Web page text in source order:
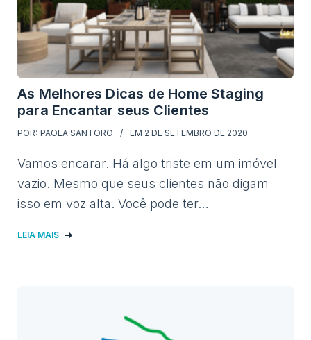
As Melhores Dicas de Home Staging
para Encantar seus Clientes
POR: PAOLA SANTORO EM 2 DE SETEMBRO DE 2020
Vamos encarar. Há algo triste em um imóvel
vazio. Mesmo que seus clientes não digam
isso em voz alta. Você pode ter…
LEIA MAIS